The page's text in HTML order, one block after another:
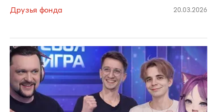
Друзья фонда 20.03.2026